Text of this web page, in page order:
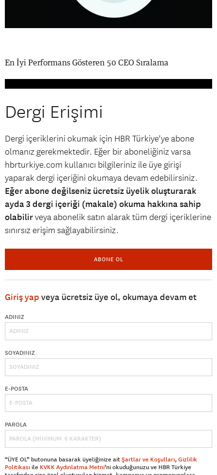
En İyi Performans Gösteren 50 CEO Sıralama
Dergi Erişimi
Dergi içeriklerini okumak için HBR Türkiye'ye abone
olmanız gerekmektedir. Eğer bir aboneliğiniz varsa
hbrturkiye.com kullanıcı bilgileriniz ile üye girişi
yaparak dergi içeriğini okumaya devam edebilirsiniz.
Eğer abone değilseniz ücretsiz üyelik oluşturarak
ayda 3 dergi içeriği (makale) okuma hakkına sahip
olabilirveya abonelik satın alarak tüm dergi içeriklerine
sınırsız erişim sağlayabilirsiniz.
ABONE OL
Giriş yap veya ücretsiz üye ol, okumaya devam et
ADINIZ
SOYADINIZ
E-POSTA
PAROLA
“ÜYE OL” butonuna basarak üyeliğinize aitŞartlar ve Koşulları, Gizlilik
Politikası ile KVKK Aydınlatma Metni’ni okuduğunuzu ve HBR Türkiye